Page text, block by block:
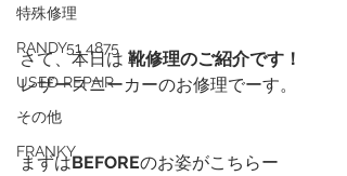
特殊修理
RANDY51 4875
USED REPAIR
その他
FRANKY
さて、本日は 靴修理のご紹介です！
レザースニーカーのお修理でーす。
まずはBEFOREのお姿がこちらー